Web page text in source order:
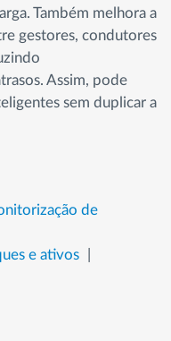
Também melhora a
gestores, condutores
Assim, pode
sem duplicar a
de
e ativos